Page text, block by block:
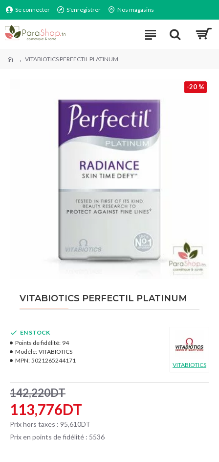
Se connecter S'enregistrer Nos magasins
VITABIOTICS PERFECTIL PLATINUM
-20 %
VITABIOTICS PERFECTIL PLATINUM
113,776DT
142,220DT
Prix hors taxes : 95,610DT
Prix en points de fidélité : 5536
EN STOCK
Points de fidélité: 94
Modèle: VITABIOTICS
MPN: 5021265244171
VITABIOTICS